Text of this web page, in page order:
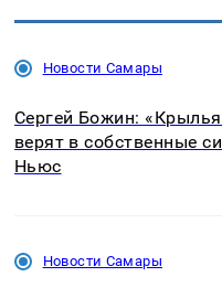
Новости Самары
Сергей Божин:
верят в собственные
Ньюс
Новости Самары